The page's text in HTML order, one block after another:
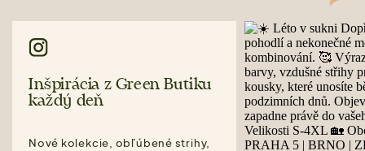
Inšpirácia z Green Butiku
každý deň
Nové kolekcie, obľúbené strihy,